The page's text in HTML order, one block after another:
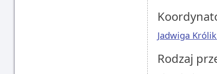
Jadwiga
Rodzaj